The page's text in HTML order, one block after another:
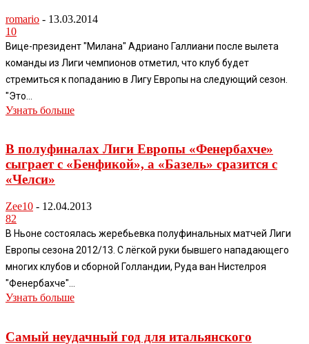
romario - 13.03.2014
10
Вице-президент "Милана" Адриано Галлиани после вылета
команды из Лиги чемпионов отметил, что клуб будет
стремиться к попаданию в Лигу Европы на следующий сезон.
"Это...
Узнать больше
В полуфиналах Лиги Европы «Фенербахче»
сыграет с «Бенфикой», а «Базель» сразится с
«Челси»
Zee10 - 12.04.2013
82
В Ньоне состоялась жеребьевка полуфинальных матчей Лиги
Европы сезона 2012/13. С лёгкой руки бывшего нападающего
многих клубов и сборной Голландии, Руда ван Нистелроя
"Фенербахче"...
Узнать больше
Самый неудачный год для итальянского